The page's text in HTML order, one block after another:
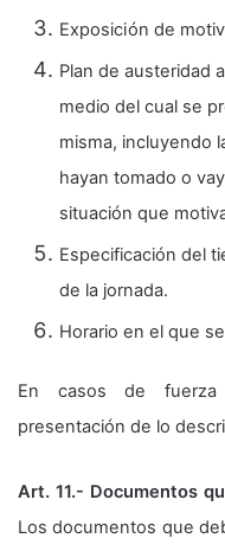
Exposición de
Plan de austeridad
medio del cual se
misma, incluyendo
hayan tomado o
situación que
Especificación del
de la jornada.
Horario en el que
En casos de
presentación de lo
Art. 11.- Documentos
Los documentos que